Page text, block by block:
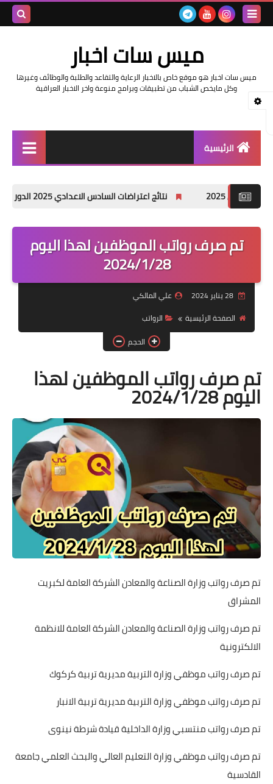
ميس سات اخبار
ميس سات اخبار هو موقع خاص بالاخبار الرعاية والتقاعد والطلبة والوظائف وغيرها
وكل مايخص الشباب من تطبيقات وبرامج منوعة واخر الاخبار العراقية
الرئيسية
اخبار وزارة التربية والتعليم
اخبار وزارة العمل وهيئة
قطع الاراضي
نتائج اعتراضات السادس الاعدادي 2025 الدور الأول جميع المحافظات
تم صرف رواتب الموظفين لهذا اليوم
2024/1/28
28 يناير 2024
علي المالكي
الصفحة الرئيسية
الرواتب
الحجم
تم صرف رواتب الموظفين لهذا
اليوم 2024/1/28
تم صرف رواتب وزارة الصناعة والمعادن الشركة العامة لكبريت
المشراق
تم صرف رواتب وزارة الصناعة والمعادن الشركة العامة للانظمة
الالكترونية
تم صرف رواتب موظفي وزارة التربية مديرية تربية كركوك
تم صرف رواتب موظفي وزارة التربية مديرية تربية الانبار
تم صرف رواتب منتسبي وزارة الداخلية قيادة شرطة نينوى
تم صرف رواتب موظفي وزارة التعليم العالي والبحث العلمي جامعة
القادسية